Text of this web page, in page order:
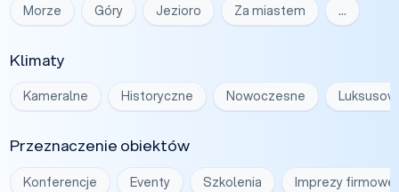
Morze Góry Jezioro Za miastem …
Klimaty
Kameralne Historyczne Nowoczesne
Przeznaczenie obiektów
Konferencje Eventy Szkolenia Imprezy firmowe